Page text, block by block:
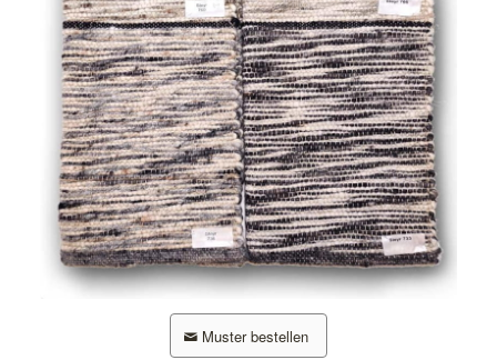
Muster bestellen